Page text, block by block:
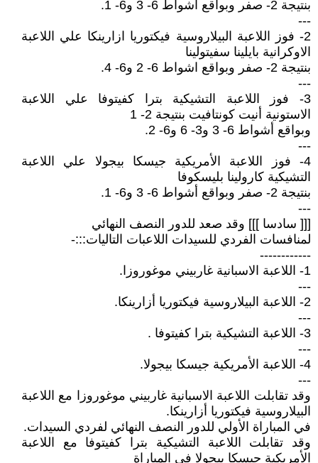
بنتيجة 2- صفر وبواقع اشواط 6- 3 و6- 1.
---
2- فوز اللاعبة البيلاروسية فيكتوريا ازارينكا علي اللاعبة
الاوكرانية بايلينا سفيتولينا
بنتيجة 2- صفر وبواقع اشواط 6- 2 و6- 4.
---
3- فوز اللاعبة التشيكية بترا كفيتوفا علي اللاعبة
الاستونية أنيت كونتافيت بنتيجة 2- 1
وبواقع أشواط 6- 3 و3- 6 و6- 2.
---
4- فوز اللاعبة الأمريكية جيسكا بيجولا علي اللاعبة
التشيكية كارولينا بليسكوفا
بنتيجة 2- صفر وبواقع أشواط 6- 3 و6- 1.
---
[[[ سادسا ]]] وقد صعد للدور النصف النهائي
لمنافسات الفردي للسيدات اللاعبات التاليات:::-
------------
1- اللاعبة الاسبانية غاربيني موغوروزا.
---
2- اللاعبة البيلاروسية فيكتوريا أزارينكا.
---
3- اللاعبة التشيكية بترا كفيتوفا .
---
4- اللاعبة الأمريكية جيسكا بيجولا.
---
وقد تقابلت اللاعبة الاسبانية غاربيني موغوروزا مع اللاعبة
البيلاروسية فيكتوريا أزارينكا.
في المباراة الأولي للدور النصف النهائي لفردي السيدات.
وقد تقابلت اللاعبة التشيكية بترا كفيتوفا مع اللاعبة
الأمريكية جيسكا بيجولا في المباراة